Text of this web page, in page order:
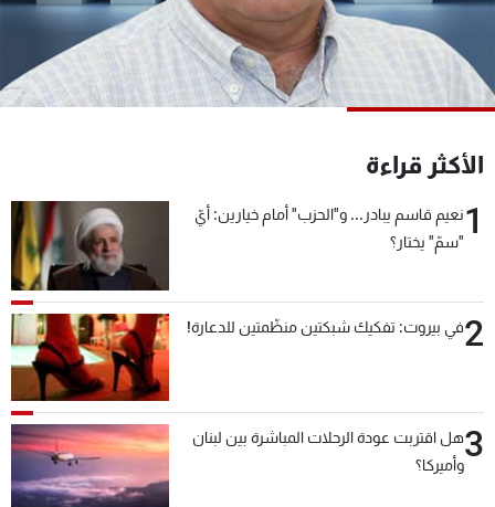
الأكثر قراءة
1نعيم قاسم يبادر... و"الحزب" أمام خيارين: أيّ
"سمّ" يختار؟
2في بيروت: تفكيك شبكتين منظّمتين للدعارة!
3هل اقتربت عودة الرحلات المباشرة بين لبنان
وأميركا؟
الترددات
عن MTV
الإنـتـاج
وظائف
تواصل معنا